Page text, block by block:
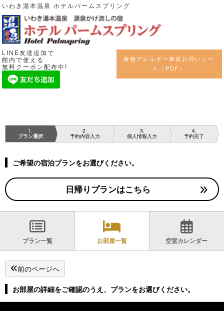
いわき湯本温泉 ホテルパームスプリング
LINE友達追加で
館内で使える
無料クーポン配布中!
食物アレルギー事前お伺いシー
ト（PDF）
1
プラン選択
2
予約内容入力
3
個人情報入力
4
予約完了
ご希望の宿泊プランをお選びください。
日帰りプランはこちら
プラン一覧 お部屋一覧 空室カレンダー
前のページへ
お部屋の詳細をご確認のうえ、プランをお選びください。